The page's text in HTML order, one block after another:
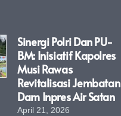
Sinergi Polri Dan PU-
BM: Inisiatif Kapolres
Musi Rawas
Revitalisasi Jembatan
Dam Inpres Air Satan
April 21, 2026